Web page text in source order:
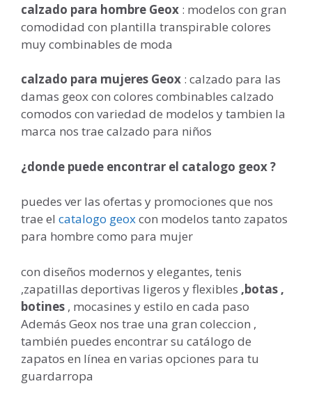
calzado para hombre Geox : modelos con gran
comodidad con plantilla transpirable colores
muy combinables de moda
calzado para mujeres Geox : calzado para las
damas geox con colores combinables calzado
comodos con variedad de modelos y tambien la
marca nos trae calzado para niños
¿donde puede encontrar el catalogo geox ?
puedes ver las ofertas y promociones que nos
trae el catalogo geoxcon modelos tanto zapatos
para hombre como para mujer
con diseños modernos y elegantes, tenis
,zapatillas deportivas ligeros y flexibles ,botas ,
botines , mocasines y estilo en cada paso
Además Geox nos trae una gran coleccion ,
también puedes encontrar su catálogo de
zapatos en línea en varias opciones para tu
guardarropa